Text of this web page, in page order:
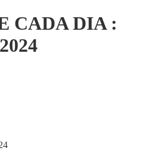
CADA DIA :